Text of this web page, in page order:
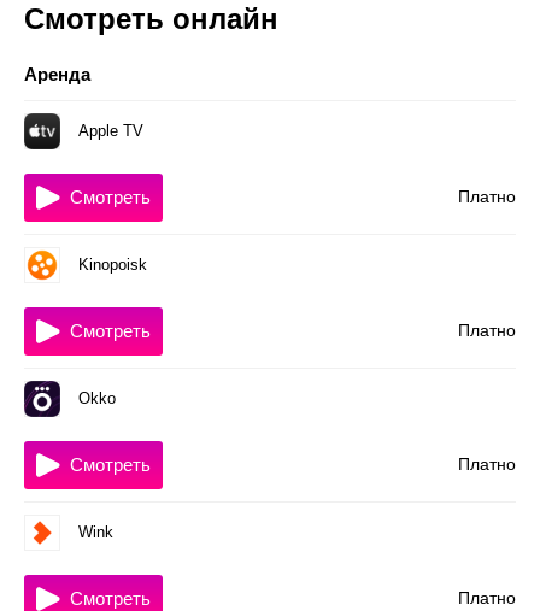
Смотреть онлайн
Аренда
Apple TV
Платно
Смотреть
Kinopoisk
Платно
Смотреть
Okko
Платно
Смотреть
Wink
Платно
Смотреть